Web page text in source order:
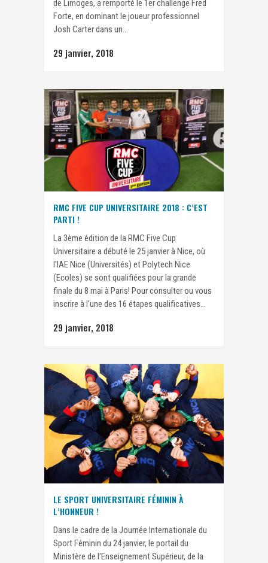
de Limoges, a remporté le 1er challenge Fred
Forte, en dominant le joueur professionnel
Josh Carter dans un...
29 janvier, 2018
RMC FIVE CUP UNIVERSITAIRE 2018 : C’EST
PARTI !
La 3ème édition de la RMC Five Cup
Universitaire a débuté le 25 janvier à Nice, où
l'IAE Nice (Universités) et Polytech Nice
(Ecoles) se sont qualifiées pour la grande
finale du 8 mai à Paris! Pour consulter ou vous
inscrire à l'une des 16 étapes qualificatives...
29 janvier, 2018
LE SPORT UNIVERSITAIRE FÉMININ À
L’HONNEUR !
Dans le cadre de la Journée Internationale du
Sport Féminin du 24 janvier, le portail du
Ministère de l'Enseignement Supérieur, de la